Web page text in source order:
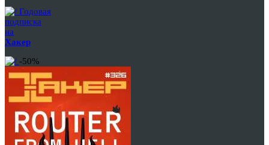
Годовая
подписка
на
Хакер
-50%